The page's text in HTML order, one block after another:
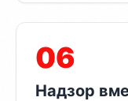
06
Надзор